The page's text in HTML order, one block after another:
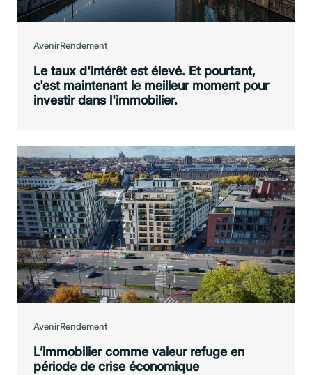
AvenirRendement
Le taux d'intérêt est élevé. Et pourtant,
c'est maintenant le meilleur moment pour
investir dans l'immobilier.
AvenirRendement
L’immobilier comme valeur refuge en
période de crise économique